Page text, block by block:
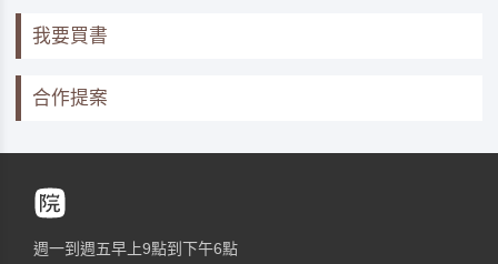
我要買書
合作提案
週一到週五早上9點到下午6點